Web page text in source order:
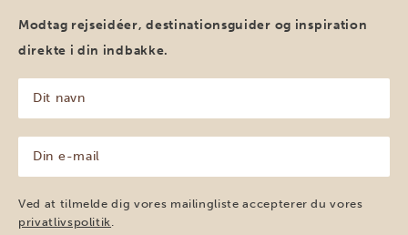
Modtag rejseidéer, destinationsguider og inspiration
direkte i din indbakke.
navn
(Påkrævet)
mail
(Påkrævet)
Ved at tilmelde dig vores mailingliste accepterer du vores
privatlivspolitik